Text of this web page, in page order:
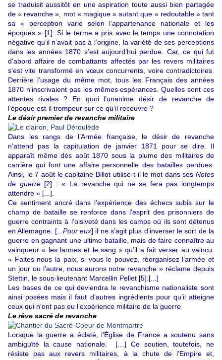
se traduisit aussitôt en une aspiration toute aussi bien partagée
de « revanche », mot « magique » autant que « redoutable » tant
sa « perception varie selon l’appartenance nationale et les
époques » [1] . Si le terme a pris avec le temps une connotation
négative qu’il n’avait pas à l’origine, la variété de ses perceptions
dans les années 1870 s’est aujourd’hui perdue. Car, ce qui fut
d’abord affaire de combattants affectés par les revers militaires
s’est vite transformé en vœux concurrents, voire contradictoires.
Derrière l’usage du même mot, tous les Français des années
1870 n’inscrivaient pas les mêmes espérances. Quelles sont ces
attentes rivales ? En quoi l’unanime désir de revanche de
l’époque est-il trompeur sur ce qu’il recouvre ?
Le désir premier de revanche militaire
Dans les rangs de l’Armée française, le désir de revanche
n’attend pas la capitulation de janvier 1871 pour se dire. Il
apparaît même dès août 1870 sous la plume des militaires de
carrière qui font une affaire personnelle des batailles perdues.
Ainsi, le 7 août le capitaine Billot utilise-t-il le mot dans ses Notes
de guerre [2]
: « La revanche qui ne se fera pas longtemps
attendre » [...].
Ce sentiment ancré dans l’expérience des échecs subis sur le
champ de bataille se renforce dans l’esprit des prisonniers de
guerre contraints à l’oisiveté dans les camps où ils sont détenus
en Allemagne. [... Pour eux] il ne s’agit plus d’inverser le sort de la
guerre en gagnant une ultime bataille, mais de faire connaître au
vainqueur « les larmes et le sang » qu’il a fait verser au vaincu.
« Faites nous la paix, si vous le pouvez, réorganisez l’armée et
un jour ou l’autre, nous aurons notre revanche » réclame depuis
Stettin, le sous-lieutenant Marcellin Pellet [5] .[...]
Les bases de ce qui deviendra le revanchisme nationaliste sont
ainsi posées mais il faut d’autres ingrédients pour qu’il atteigne
ceux qui n’ont pas eu l’expérience militaire de la guerre
Le rêve sacré de revanche
Lorsque la guerre a éclaté, l’Église de France a soutenu sans
ambiguïté la cause nationale. […] Ce soutien, toutefois, ne
résiste pas aux revers militaires, à la chute de l’Empire et,